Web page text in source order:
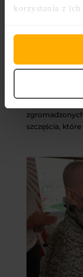
korzystania z ich
Pan Jerzy,
wielu
autograf.
rozmowy i
szczęścia,